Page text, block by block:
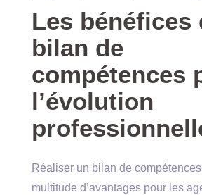
Les bénéfices
bilan de
compétences
l’évolution
Réaliser un bilan de
multitude d’avantages pour les